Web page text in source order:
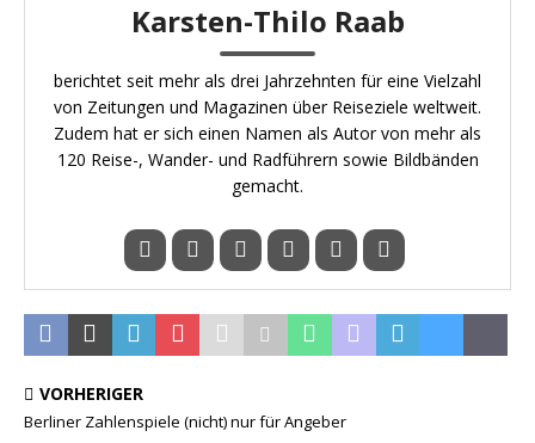
Karsten-Thilo Raab
berichtet seit mehr als drei Jahrzehnten für eine Vielzahl
von Zeitungen und Magazinen über Reiseziele weltweit.
Zudem hat er sich einen Namen als Autor von mehr als
120 Reise-, Wander- und Radführern sowie Bildbänden
gemacht.
VORHERIGER
Berliner Zahlenspiele (nicht) nur für Angeber